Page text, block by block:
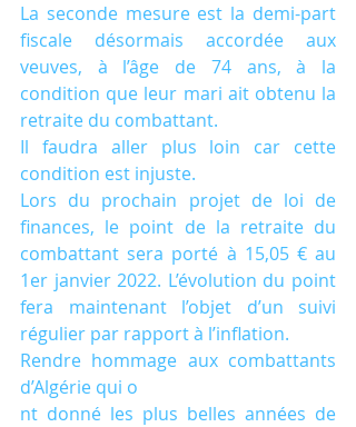
La seconde mesure est la demi-part
fiscale désormais accordée aux
veuves, à l’âge de 74 ans, à la
condition que leur mari ait obtenu la
retraite du combattant.
Il faudra aller plus loin car cette
condition est injuste.
Lors du prochain projet de loi de
finances, le point de la retraite du
combattant sera porté à 15,05 € au
1er janvier 2022. L’évolution du point
fera maintenant l’objet d’un suivi
régulier par rapport à l’inflation.
Rendre hommage aux combattants
d’Algérie qui o
nt donné les plus belles années de